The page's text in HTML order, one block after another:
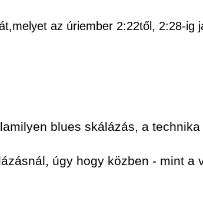
az úriember 2:22től, 2:28-ig
blues skálázás, a
úgy hogy közben - mint a